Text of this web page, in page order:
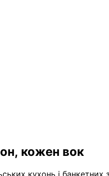
кожен вок
кухонь і